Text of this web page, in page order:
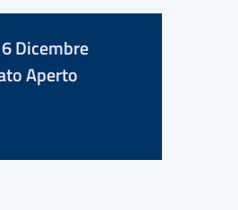
Dicembre
Aperto